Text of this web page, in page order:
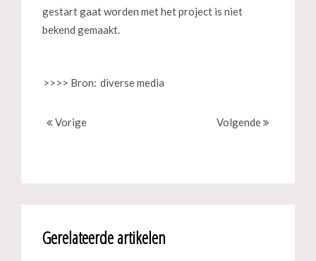
gestart gaat worden met het project is niet
bekend gemaakt.
>>>> Bron: diverse media
Vorige Volgende
Gerelateerde artikelen